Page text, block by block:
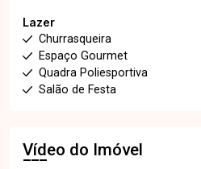
Lazer
Churrasqueira
Espaço Gourmet
Quadra Poliesportiva
Salão de Festa
Vídeo do Imóvel